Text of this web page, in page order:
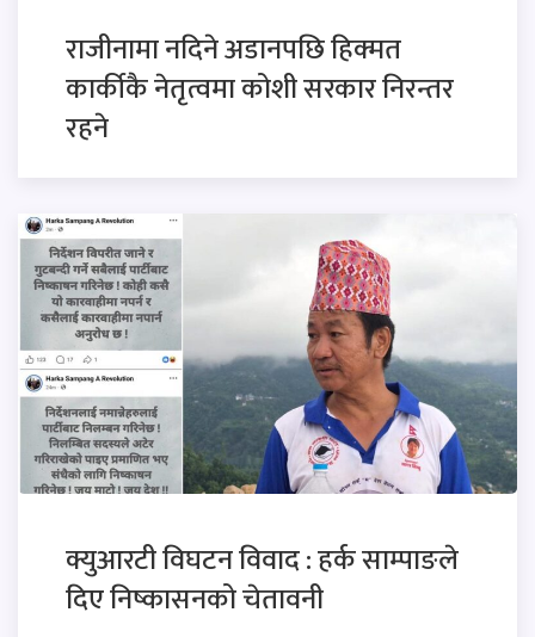
राजीनामा नदिने अडानपछि हिक्मत
कार्कीकै नेतृत्वमा कोशी सरकार निरन्तर
रहने
क्युआरटी विघटन विवाद : हर्क साम्पाङले
दिए निष्कासनको चेतावनी